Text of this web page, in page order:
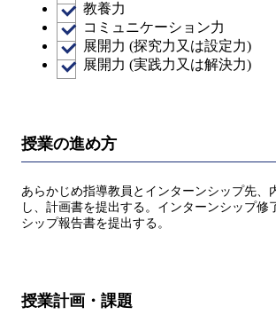
教養力
コミュニケーション力
展開力 (探究力又は設定力)
展開力 (実践力又は解決力)
授業の進め方
あらかじめ指導教員とインターンシップ先、
し、計画書を提出する。インターンシップ修
シップ報告書を提出する。
授業計画・課題